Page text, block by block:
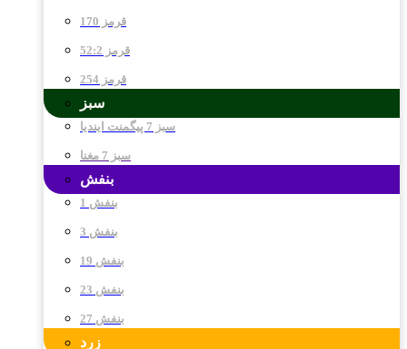
قرمز 170
قرمز 52:2
قرمز 254
سبز
سبز 7 پیگمنت ایندیا
سبز 7 مغنا
بنفش
بنفش 1
بنفش 3
بنفش 19
بنفش 23
بنفش 27
زرد